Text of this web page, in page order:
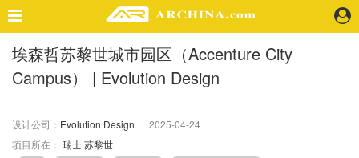
精选案例
建 筑
室 内
视 频
埃森哲苏黎世城市园区（Accenture City
Campus） | Evolution Design
设计公司： Evolution Design
2025-04-24
项目所在： 瑞士苏黎世